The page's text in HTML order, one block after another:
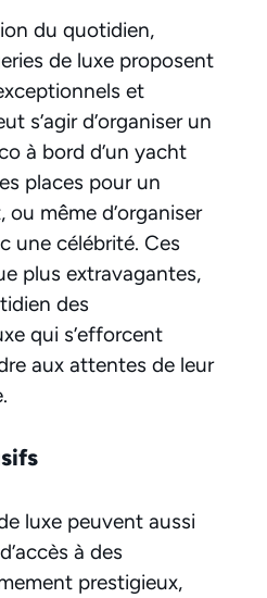
du quotidien,
de luxe proposent
et
s’agir d’organiser un
à bord d’un yacht
places pour un
même d’organiser
une célébrité. Ces
plus extravagantes,
des
qui s’efforcent
aux attentes de leur
luxe peuvent aussi
à des
prestigieux,